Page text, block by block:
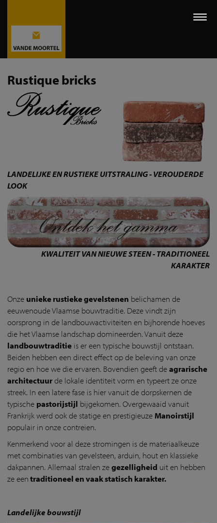
Rustique bricks
LANDELIJKE EN RUSTIEKE UITSTRALING - VEROUDERDE
LOOK
KWALITEIT VAN NIEUWE STEEN - TRADITIONEEL
KARAKTER
Onze unieke rustieke gevelstenen belichamen de
eeuwenoude Vlaamse bouwtraditie. Deze vindt zijn
oorsprong in de landbouwactiviteiten en bijhorende hoeves
die het Vlaamse landschap domineerden. Vanuit deze
landbouwtraditie is er een typische bouwstijl ontstaan.
Beiden hebben een direct effect op de beleving van onze
regio en hoe we die ervaren. Bovendien geeft deagrarische
architectuurde lokale identiteit vorm en typeert ze onze
streek. In een latere fase is hier vanuit de dorpskernen de
typische pastorijstijl bijgekomen. Overgewaaid vanuit
Frankrijk werd ook de statige en prestigieuze Manoirstijl
populair in onze contreien.
Kenmerkend voor al deze stromingen is de materiaalkeuze
met combinaties van gevelsteen, arduin, hout en klassieke
dakpannen. Allemaal stralen zegezelligheid uit en hebben
ze eentraditioneel en vaak statisch karakter.
Landelijke bouwstijl